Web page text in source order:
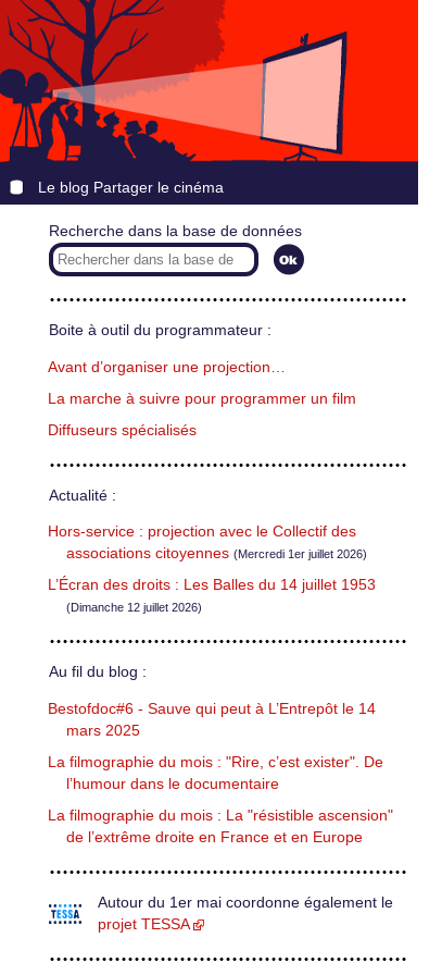
Le blog Partager le cinéma
Recherche dans la base de données
Boite à outil du programmateur :
Avant d’organiser une projection…
La marche à suivre pour programmer un film
Diffuseurs spécialisés
Actualité :
Hors-service : projection avec le Collectif des
associations citoyennes (Mercredi 1er juillet 2026)
L’Écran des droits : Les Balles du 14 juillet 1953
(Dimanche 12 juillet 2026)
Au fil du blog :
Bestofdoc#6 - Sauve qui peut à L’Entrepôt le 14
mars 2025
La filmographie du mois : "Rire, c’est exister". De
l’humour dans le documentaire
La filmographie du mois : La "résistible ascension"
de l’extrême droite en France et en Europe
Autour du 1er mai coordonne également le
projet TESSA